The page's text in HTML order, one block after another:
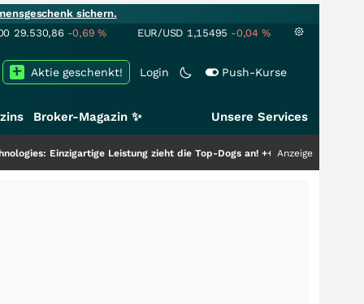
sichern.
29.530,86 -0,69% EUR/USD 1,15495 -0,04 %
Login Push-Kurse
Aktie geschenkt!
Broker-Magazin ✨ Unsere Services
Leistung zieht die Top-Dogs an!+++ Anzeige